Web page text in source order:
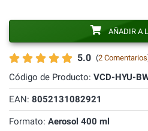
5.0 (2 Comentarios
Código de Producto: VCD-HYU-
EAN: 8052131082921
Formato: Aerosol 400 ml
AÑADIR A